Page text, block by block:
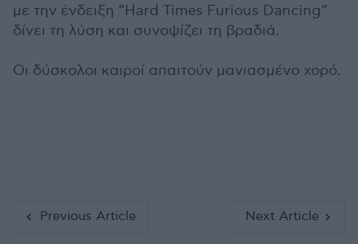
με την ένδειξη “Hard Times Furious Dancing”
δίνει τη λύση και συνοψίζει τη βραδιά.
Οι δύσκολοι καιροί απαιτούν μανιασμένο χορό.
Previous Article Next Article